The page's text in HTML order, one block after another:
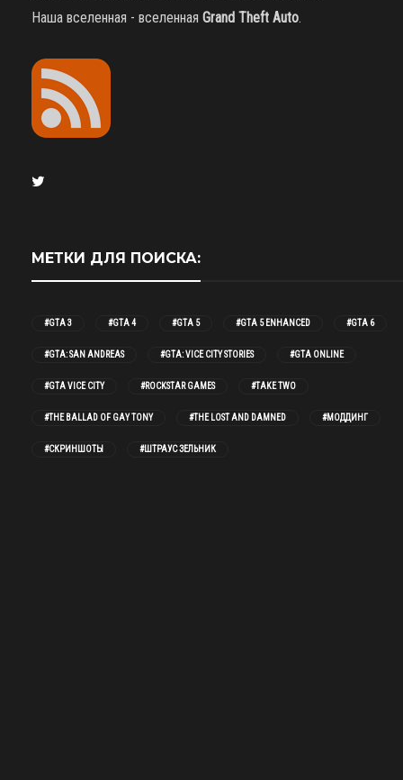
Наша вселенная - вселенная Grand Theft Auto.
МЕТКИ ДЛЯ ПОИСКА:
#GTA 3 #GTA 4 #GTA 5 #GTA 5 ENHANCED #GTA 6
#GTA: SAN ANDREAS #GTA: VICE CITY STORIES #GTA ONLINE
#GTA VICE CITY #ROCKSTAR GAMES #TAKE TWO
#THE BALLAD OF GAY TONY #THE LOST AND DAMNED #МОДДИНГ
#СКРИНШОТЫ #ШТРАУС ЗЕЛЬНИК